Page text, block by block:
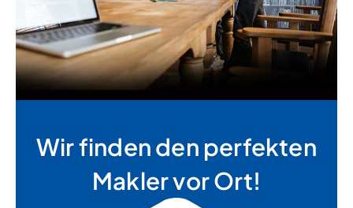
Wir finden den perfekten
Makler vor Ort!